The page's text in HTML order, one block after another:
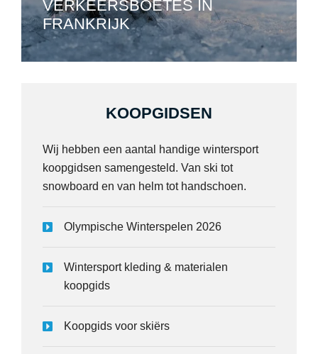
VERKEERSBOETES IN
FRANKRIJK
KOOPGIDSEN
Wij hebben een aantal handige wintersport
koopgidsen samengesteld. Van ski tot
snowboard en van helm tot handschoen.
Olympische Winterspelen 2026
Wintersport kleding & materialen
koopgids
Koopgids voor skiërs